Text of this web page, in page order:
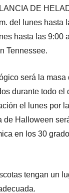
DE
del lunes hasta
hasta las 9:00
Tennessee.
será la
durante todo
el lunes por
Halloween
en los 30
tengan un